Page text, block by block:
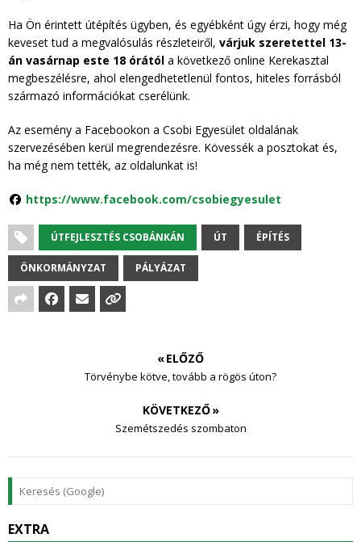
Ha Ön érintett útépítés ügyben, és egyébként úgy érzi, hogy még
keveset tud a megvalósulás részleteiről, várjuk szeretettel 13-
án vasárnap este 18 órától a következő online Kerekasztal
megbeszélésre, ahol elengedhetetlenül fontos, hiteles forrásból
származó információkat cserélünk.
Az esemény a Facebookon a Csobi Egyesület oldalának
szervezésében kerül megrendezésre. Kövessék a posztokat és,
ha még nem tették, az oldalunkat is!
https://www.facebook.com/csobiegyesulet
ÚTFEJLESZTÉS CSOBÁNKÁN ÚT ÉPÍTÉS
ÖNKORMÁNYZAT PÁLYÁZAT
« ELŐZŐ
Törvénybe kötve, tovább a rögös úton?
KÖVETKEZŐ »
Szemétszedés szombaton
EXTRA